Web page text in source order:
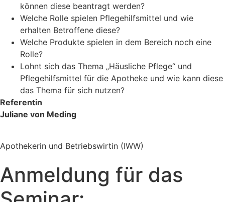
können diese beantragt werden?
Welche Rolle spielen Pflegehilfsmittel und wie
erhalten Betroffene diese?
Welche Produkte spielen in dem Bereich noch eine
Rolle?
Lohnt sich das Thema „Häusliche Pflege“ und
Pflegehilfsmittel für die Apotheke und wie kann diese
das Thema für sich nutzen?
Referentin
Juliane von Meding
Apothekerin und Betriebswirtin (IWW)
Anmeldung für das